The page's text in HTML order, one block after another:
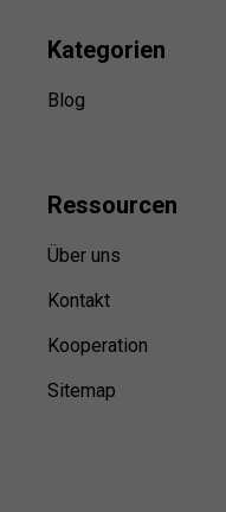
Kategorien
Blog
Ressourcen
Über uns
Kontakt
Kooperation
Sitemap